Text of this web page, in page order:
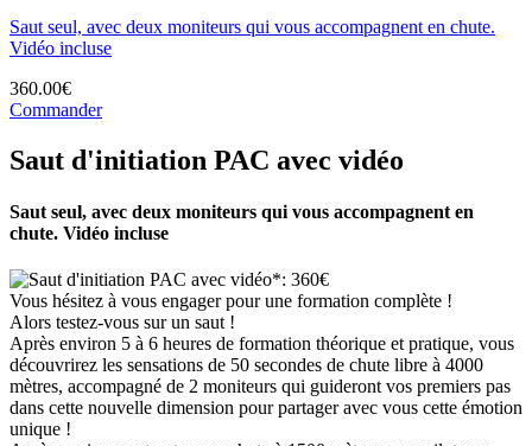
Saut seul, avec deux moniteurs qui vous accompagnent en chute.
Vidéo incluse
360.00€
Commander
Saut d'initiation PAC avec vidéo
Saut seul, avec deux moniteurs qui vous accompagnent en
chute. Vidéo incluse
Saut d'initiation PAC avec vidéo*: 360€
Vous hésitez à vous engager pour une formation complète !
Alors testez-vous sur un saut !
Après environ 5 à 6 heures de formation théorique et pratique, vous
découvrirez les sensations de 50 secondes de chute libre à 4000
mètres, accompagné de 2 moniteurs qui guideront vos premiers pas
dans cette nouvelle dimension pour partager avec vous cette émotion
unique !